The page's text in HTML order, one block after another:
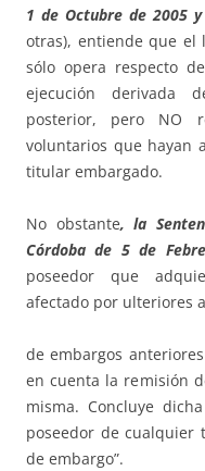
1 de Octubre de 2005
otras), entiende que el
sólo opera respecto
ejecución derivada
posterior, pero NO
voluntarios que hayan
titular embargado.
No obstante, la
Córdoba de 5 de
poseedor que
afectado por ulteriores
de embargos
en cuenta la remisión
misma. Concluye
poseedor de cualquier
de embargo”.